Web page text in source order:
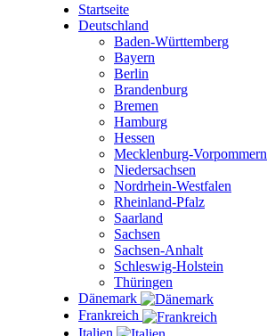
Startseite
Deutschland
Baden-Württemberg
Bayern
Berlin
Brandenburg
Bremen
Hamburg
Hessen
Mecklenburg-Vorpommern
Niedersachsen
Nordrhein-Westfalen
Rheinland-Pfalz
Saarland
Sachsen
Sachsen-Anhalt
Schleswig-Holstein
Thüringen
Dänemark
Frankreich
Italien